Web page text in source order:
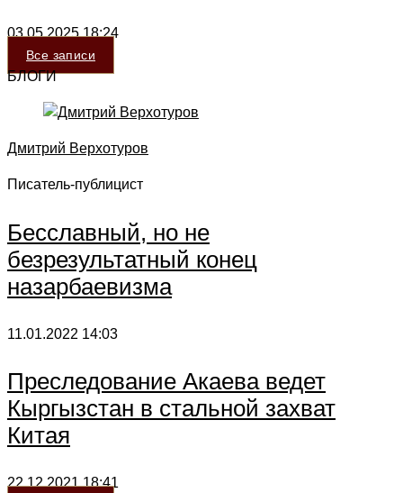
03.05.202518:24
Все записи
БЛОГИ
Дмитрий Верхотуров
Писатель-публицист
Бесславный, но не
безрезультатный конец
назарбаевизма
11.01.2022 14:03
Преследование Акаева ведет
Кыргызстан в стальной захват
Китая
22.12.202118:41